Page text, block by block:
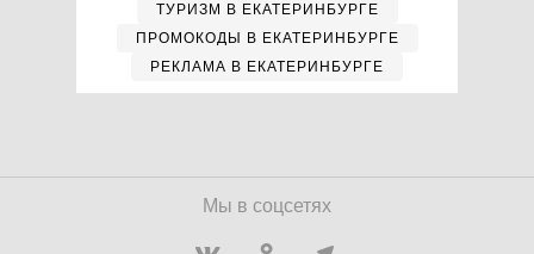
ТУРИЗМ В ЕКАТЕРИНБУРГЕ
ПРОМОКОДЫ В ЕКАТЕРИНБУРГЕ
РЕКЛАМА В ЕКАТЕРИНБУРГЕ
Мы в соцсетях